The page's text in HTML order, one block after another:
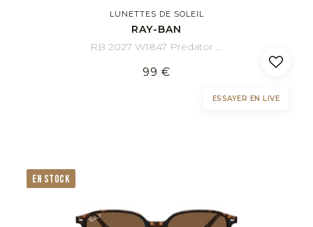
LUNETTES DE SOLEIL
RAY-BAN
99 €
ESSAYER EN LIVE
EN STOCK